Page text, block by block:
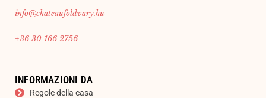
info@chateaufoldvary.hu
+36 30 166 2756
INFORMAZIONI DA
Regole della casa